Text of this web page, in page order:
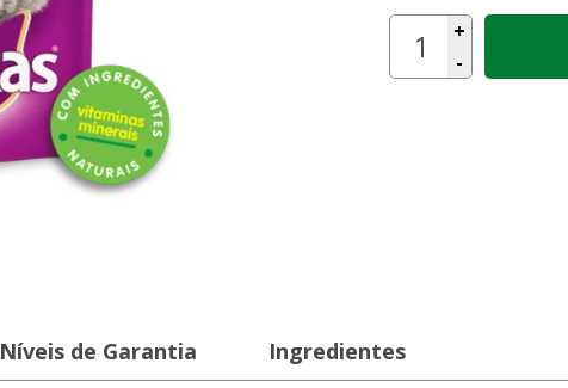
+
-
Níveis de Garantia Ingredientes